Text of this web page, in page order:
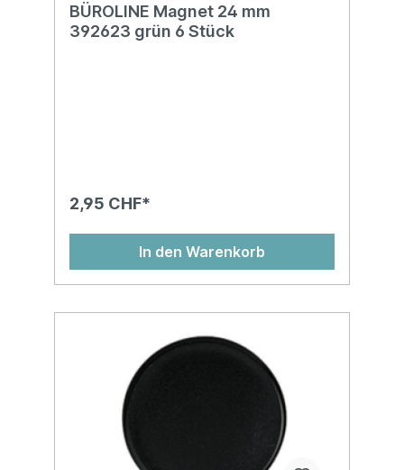
BÜROLINE Magnet 24 mm
392623 grün 6 Stück
2,95 CHF*
In den Warenkorb